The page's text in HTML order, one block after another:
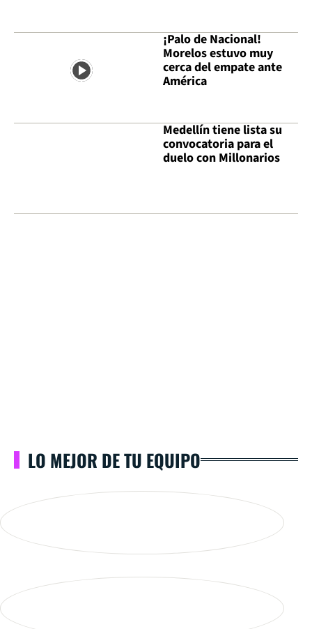
¡Palo de Nacional!
Morelos estuvo muy
cerca del empate ante
América
Medellín tiene lista su
convocatoria para el
duelo con Millonarios
LO MEJOR DE TU EQUIPO